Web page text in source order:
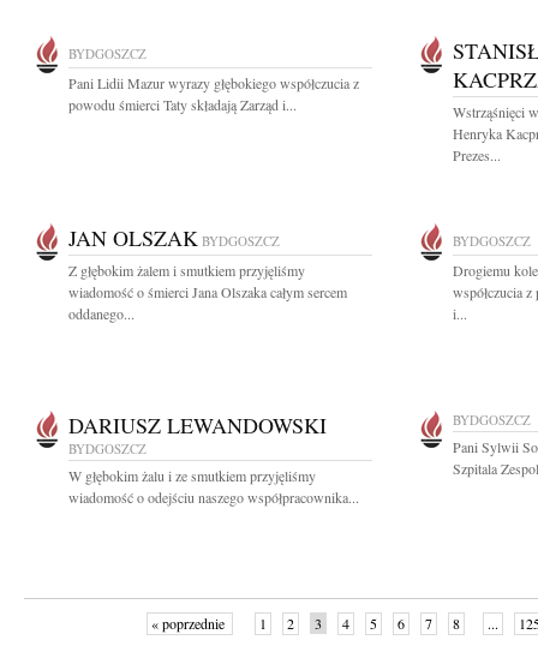
BYDGOSZCZ
Pani Lidii Mazur wyrazy głębokiego współczucia z
powodu śmierci Taty składają Zarząd i...
Wstrząśnięci
Henryka
Prezes...
JAN OLSZAK BYDGOSZCZ
Z głębokim żalem i smutkiem przyjęliśmy
wiadomość o śmierci Jana Olszaka całym sercem
oddanego...
BYDGOSZCZ
Drogiemu
współczucia
i...
DARIUSZ LEWANDOWSKI
BYDGOSZCZ
W głębokim żalu i ze smutkiem przyjęliśmy
wiadomość o odejściu naszego współpracownika...
BYDGOSZCZ
Pani Sylwii
Szpitala
« poprzednie 1 2 3 4 5 6 7 8 ...